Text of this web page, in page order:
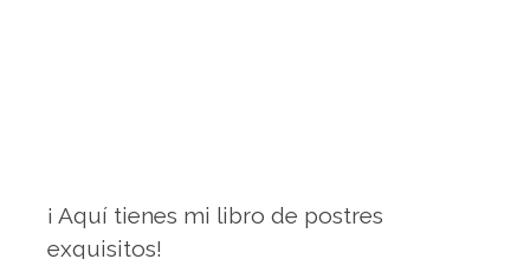
¡ Aquí tienes mi libro de postres
exquisitos!